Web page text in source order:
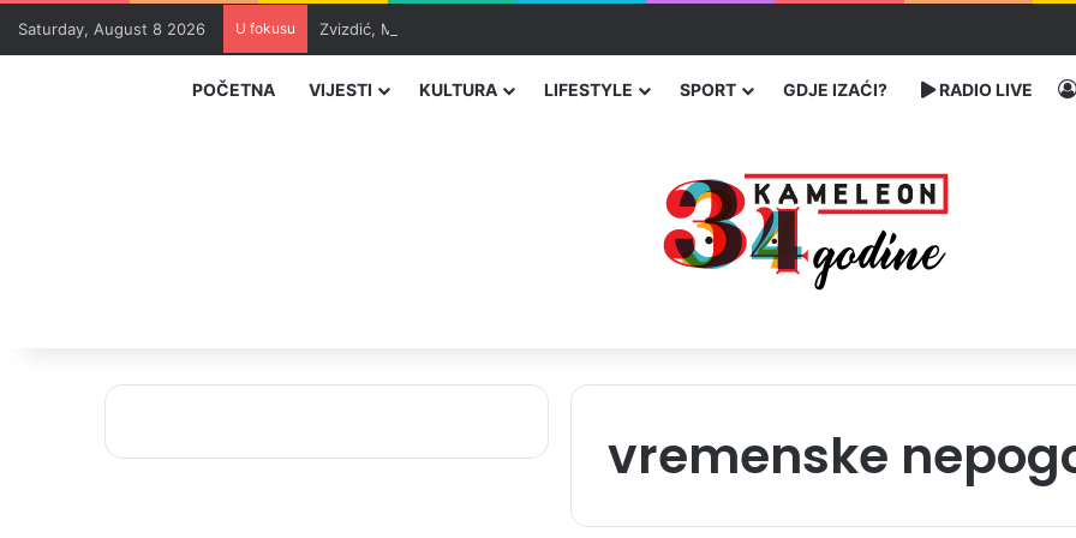
Saturday, August 8 2026 U fokusu Zvizdić, Magazinović i Kojović traže poseban status za Memorijalni centar Srebrenica
POČETNA VIJESTI KULTURA LIFESTYLE SPORT GDJE IZAĆI? RADIO LIVE
vremenske